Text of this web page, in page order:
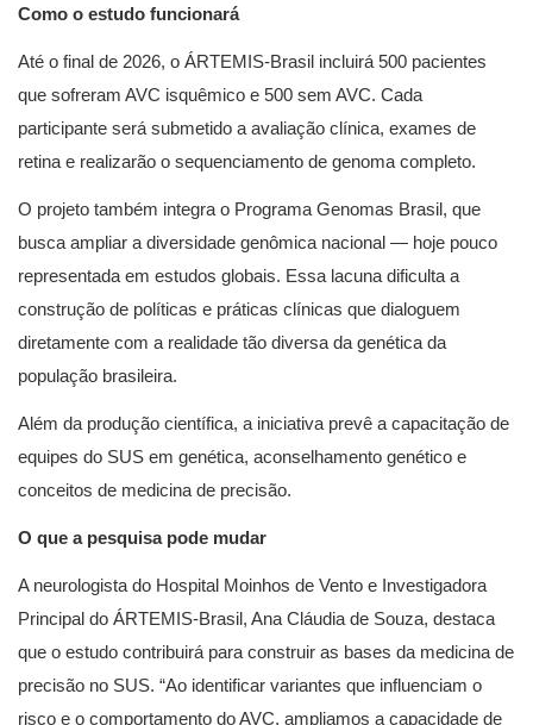
Como o estudo funcionará
Até o final de 2026, o ÁRTEMIS-Brasil incluirá 500 pacientes
que sofreram AVC isquêmico e 500 sem AVC. Cada
participante será submetido a avaliação clínica, exames de
retina e realizarão o sequenciamento de genoma completo.
O projeto também integra o Programa Genomas Brasil, que
busca ampliar a diversidade genômica nacional — hoje pouco
representada em estudos globais. Essa lacuna dificulta a
construção de políticas e práticas clínicas que dialoguem
diretamente com a realidade tão diversa da genética da
população brasileira.
Além da produção científica, a iniciativa prevê a capacitação de
equipes do SUS em genética, aconselhamento genético e
conceitos de medicina de precisão.
O que a pesquisa pode mudar
A neurologista do Hospital Moinhos de Vento e Investigadora
Principal do ÁRTEMIS-Brasil, Ana Cláudia de Souza, destaca
que o estudo contribuirá para construir as bases da medicina de
precisão no SUS. “Ao identificar variantes que influenciam o
risco e o comportamento do AVC, ampliamos a capacidade de